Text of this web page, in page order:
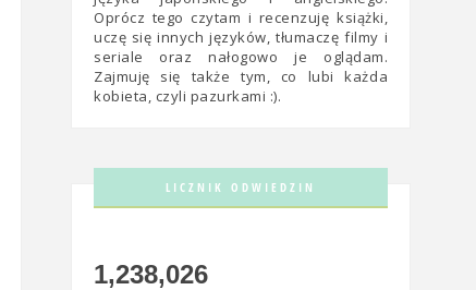
Oprócz tego czytam i recenzuję książki,
uczę się innych języków, tłumaczę filmy i
seriale oraz nałogowo je oglądam.
Zajmuję się także tym, co lubi każda
kobieta, czyli pazurkami :).
LICZNIK ODWIEDZIN
1,238,026